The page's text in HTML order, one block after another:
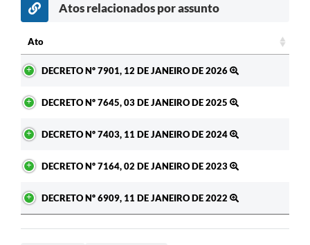
Atos relacionados por assunto
Ato
DECRETO Nº 7901, 12 DE JANEIRO DE 2026
DECRETO Nº 7645, 03 DE JANEIRO DE 2025
DECRETO Nº 7403, 11 DE JANEIRO DE 2024
DECRETO Nº 7164, 02 DE JANEIRO DE 2023
DECRETO Nº 6909, 11 DE JANEIRO DE 2022